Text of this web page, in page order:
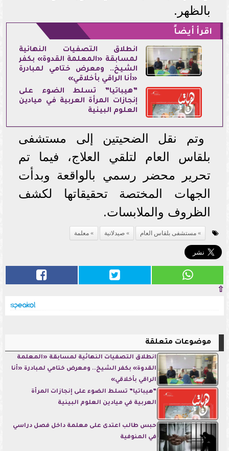
بالظهر.
اقرأ أيضاً
انطلاق التصفيات النهائية
لمسابقة «المعلمة القدوة» بكفر
الشيخ.. ومعرض ختامي لمبادرة
«أنا الراقي بأخلاقي»
”هيباتيا” تسلط الضوء على
إنجازات المرأة العربية في ميادين
العلوم البينية
وتم نقل الضحيتين إلى مستشفى
بلقاس العام لتلقي العلاج، فيما تم
تحرير محضر رسمي بالواقعة وبدأت
الجهات المختصة تحقيقاتها لكشف
الظروف والملابسات.
مستشفى بلقاس العام صيدلانية معلمة
⇧
موضوعات متعلقة
انطلاق التصفيات النهائية لمسابقة «المعلمة
القدوة» بكفر الشيخ.. ومعرض ختامي لمبادرة «أنا
الراقي بأخلاقي»
”هيباتيا” تسلط الضوء على إنجازات المرأة
العربية في ميادين العلوم البينية
حبس طالب اعتدى على معلمة داخل فصل دراسي
في المنوفية